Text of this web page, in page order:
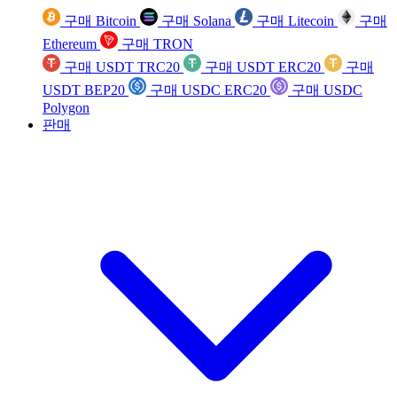
구매 Bitcoin 구매 Solana 구매 Litecoin
구매
Ethereum
구매 TRON
구매 USDT TRC20
구매 USDT ERC20
구매
USDT BEP20
구매 USDC ERC20
구매 USDC
Polygon
판매